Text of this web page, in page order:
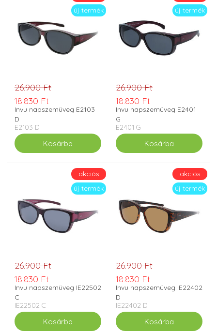
új termék
26.900 Ft
18.830 Ft
Invu napszemüveg E2103
D
E2103 D
új termék
26.900 Ft
18.830 Ft
Invu napszemüveg E2401
G
E2401 G
akciós
új termék
26.900 Ft
18.830 Ft
Invu napszemüveg IE22502
C
IE22502 C
akciós
új termék
26.900 Ft
18.830 Ft
Invu napszemüveg IE22402
D
IE22402 D